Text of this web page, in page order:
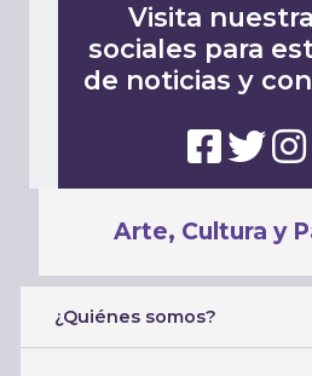
Arte, Cultura y
¿Quiénes somos?
Visita
sociales para
de noticias y